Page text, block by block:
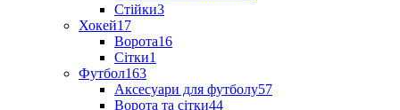
Стійки3
Хокей17
Ворота16
Сітки1
Футбол163
Аксесуари для футболу57
Ворота та сітки44